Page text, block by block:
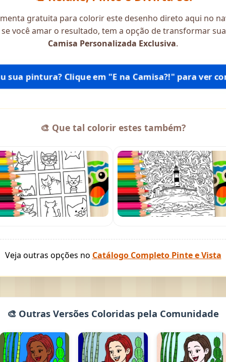
gratuita para colorir este desenho direto aqui no
você amar o resultado, tem a opção de transformar
Camisa Personalizada Exclusiva.
sua pintura? Clique em "E na Camisa?!" para ver
🎨 Que tal colorir estes também?
Veja outras opções no Catálogo Completo Pinte e Vista
🎨 Outras Versões Coloridas pela Comunidade